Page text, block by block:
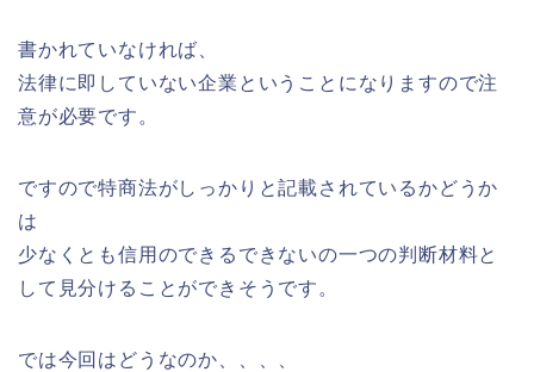
書かれていなければ、
法律に即していない企業ということになりますので注
意が必要です。
ですので特商法がしっかりと記載されているかどうか
は
少なくとも信用のできるできないの一つの判断材料と
して見分けることができそうです。
では今回はどうなのか、、、、